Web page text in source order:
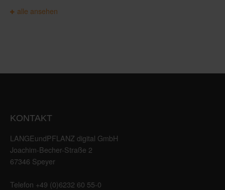
alle ansehen
KONTAKT
LANGEundPFLANZ digital GmbH
Joachim-Becher-Straße 2
67346 Speyer
Telefon +49 (0)6232 60 55-0